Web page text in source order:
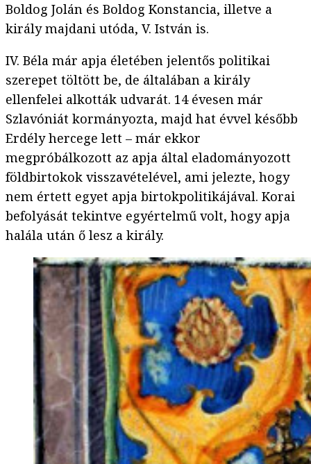
Boldog Jolán és Boldog Konstancia, illetve a
király majdani utóda, V. István is.
IV. Béla már apja életében jelentős politikai
szerepet töltött be, de általában a király
ellenfelei alkották udvarát. 14 évesen már
Szlavóniát kormányozta, majd hat évvel később
Erdély hercege lett – már ekkor
megpróbálkozott az apja által eladományozott
földbirtokok visszavételével, ami jelezte, hogy
nem értett egyet apja birtokpolitikájával. Korai
befolyását tekintve egyértelmű volt, hogy apja
halála után ő lesz a király.